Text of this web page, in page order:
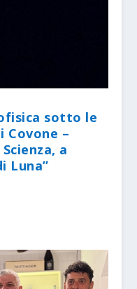
sotto le
Covone –
a
Luna”